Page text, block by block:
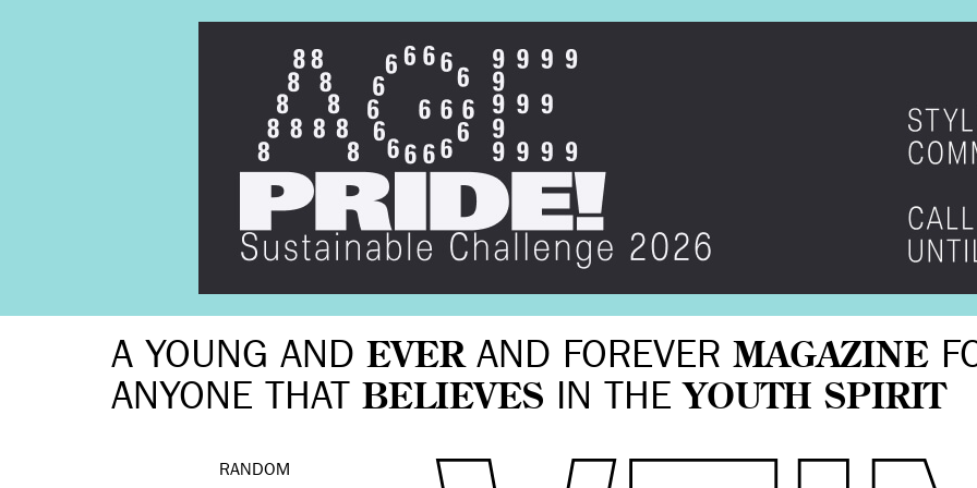
A YOUNG AND EVERAND FOREVER MAGAZINE
ANYONE THAT BELIEVES IN THE YOUTH SPIRIT
RANDOM